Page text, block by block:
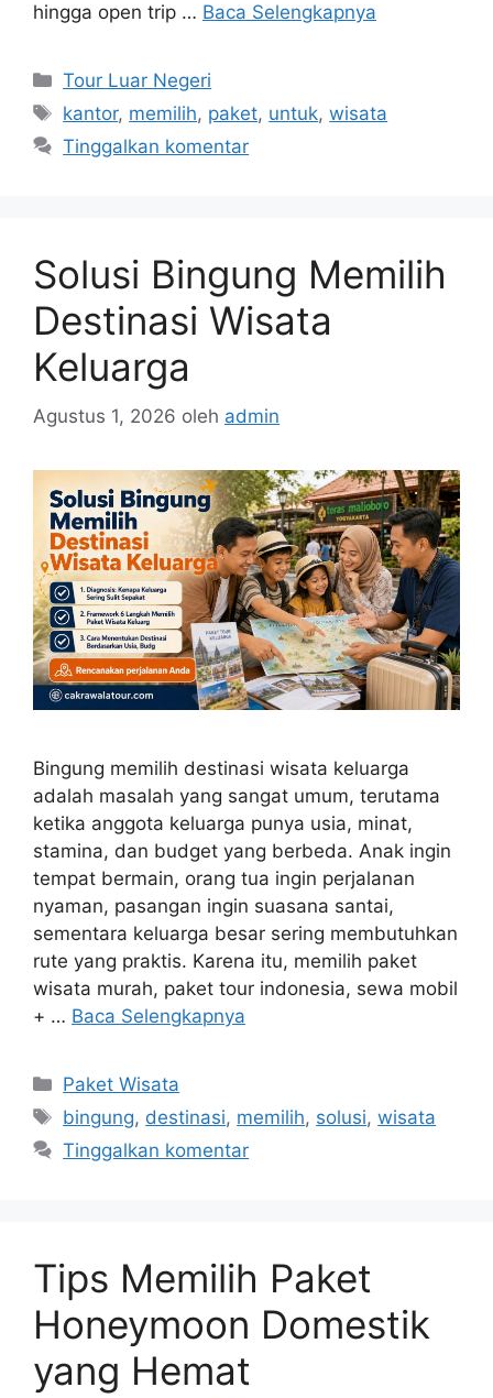
hingga open trip … Baca Selengkapnya
Kategori
Tour Luar Negeri
Tag
kantor, memilih, paket, untuk,wisata
Tinggalkan komentar
Solusi Bingung Memilih
Destinasi Wisata
Keluarga
Agustus 1, 2026 oleh admin
Bingung memilih destinasi wisata keluarga
adalah masalah yang sangat umum, terutama
ketika anggota keluarga punya usia, minat,
stamina, dan budget yang berbeda. Anak ingin
tempat bermain, orang tua ingin perjalanan
nyaman, pasangan ingin suasana santai,
sementara keluarga besar sering membutuhkan
rute yang praktis. Karena itu, memilih paket
wisata murah, paket tour indonesia, sewa mobil
+ … Baca Selengkapnya
Kategori
Paket Wisata
Tag
bingung, destinasi, memilih, solusi,wisata
Tinggalkan komentar
Tips Memilih Paket
Honeymoon Domestik
yang Hemat